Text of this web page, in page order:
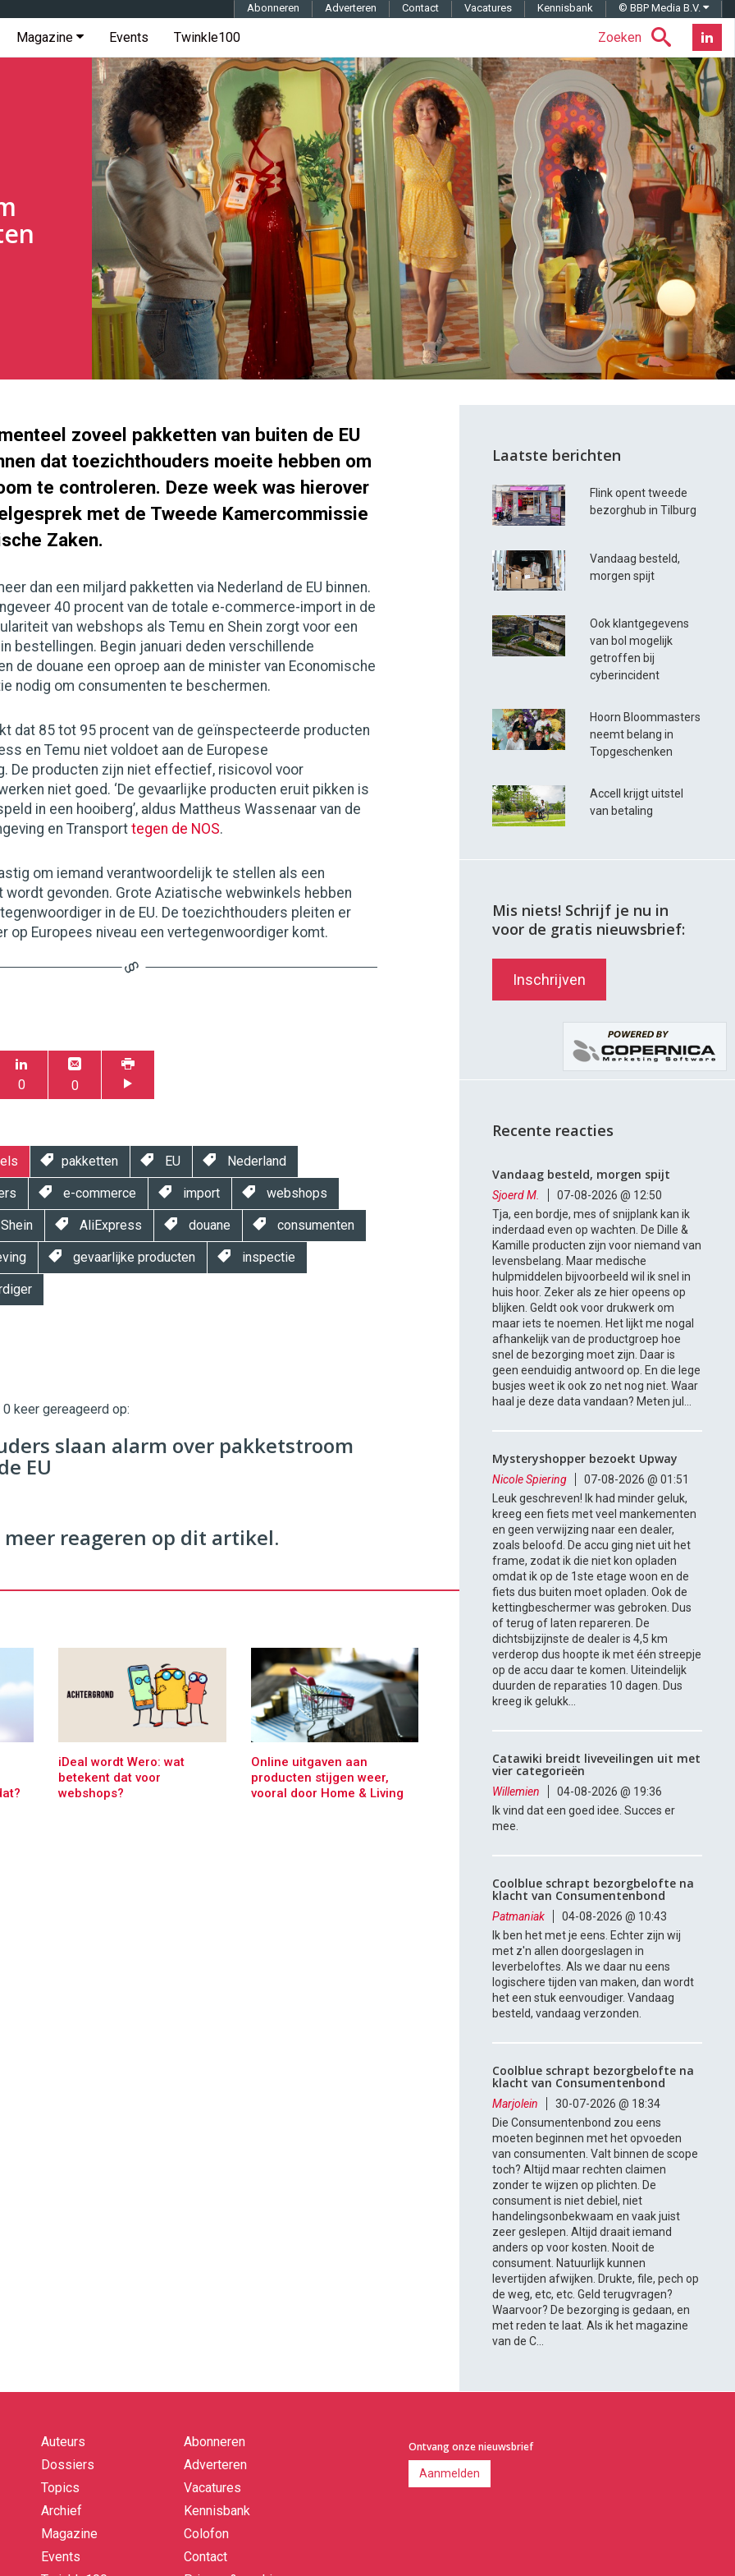
Zoeken
Magazine Events Twinkle100
Abonneren Adverteren Contact Vacatures Kennisbank © BBP Media B.V.
zoveel pakketten van buiten de EU
dat toezichthouders moeite hebben om
te controleren. Deze week was hierover
met de Tweede Kamercommissie
Zaken.
dan een miljard pakketten via Nederland de EU binnen.
40 procent van de totale e-commerce-import in de
van webshops als Temu en Shein zorgt voor een
bestellingen. Begin januari deden verschillende
de douane een oproep aan de minister van Economische
nodig om consumenten te beschermen.
dat 85 tot 95 procent van de geïnspecteerde producten
en Temu niet voldoet aan de Europese
De producten zijn niet effectief, risicovol voor
niet goed. ‘De gevaarlijke producten eruit pikken is
in een hooiberg’, aldus Mattheus Wassenaar van de
en Transport tegen de NOS.
om iemand verantwoordelijk te stellen als een
wordt gevonden. Grote Aziatische webwinkels hebben
in de EU. De toezichthouders pleiten er
op Europees niveau een vertegenwoordiger komt.
0 0
pakketten EU Nederland
e-commerce import webshops
Shein AliExpress douane consumenten
gevaarlijke producten inspectie
keer gereageerd op:
slaan alarm over pakketstroom
EU
reageren op dit artikel.
iDeal wordt Wero: wat
betekent dat voor
webshops?
Online uitgaven aan
producten stijgen weer,
vooral door Home & Living
Laatste berichten
Flink opent tweede
bezorghub in Tilburg
Vandaag besteld,
morgen spijt
Ook klantgegevens
van bol mogelijk
getroffen bij
cyberincident
Hoorn Bloommasters
neemt belang in
Topgeschenken
Accell krijgt uitstel
van betaling
Mis niets! Schrijf je nu in
voor de gratis nieuwsbrief:
Inschrijven
Recente reacties
Vandaag besteld, morgen spijt
Sjoerd M.
07-08-2026 @ 12:50
Tja, een bordje, mes of snijplank kan ik
inderdaad even op wachten. De Dille &
Kamille producten zijn voor niemand van
levensbelang. Maar medische
hulpmiddelen bijvoorbeeld wil ik snel in
huis hoor. Zeker als ze hier opeens op
blijken. Geldt ook voor drukwerk om
maar iets te noemen. Het lijkt me nogal
afhankelijk van de productgroep hoe
snel de bezorging moet zijn. Daar is
geen eenduidig antwoord op. En die lege
busjes weet ik ook zo net nog niet. Waar
haal je deze data vandaan? Meten jul...
Mysteryshopper bezoekt Upway
Nicole Spiering
07-08-2026 @ 01:51
Leuk geschreven! Ik had minder geluk,
kreeg een fiets met veel mankementen
en geen verwijzing naar een dealer,
zoals beloofd. De accu ging niet uit het
frame, zodat ik die niet kon opladen
omdat ik op de 1ste etage woon en de
fiets dus buiten moet opladen. Ook de
kettingbeschermer was gebroken. Dus
of terug of laten repareren. De
dichtsbijzijnste de dealer is 4,5 km
verderop dus hoopte ik met één streepje
op de accu daar te komen. Uiteindelijk
duurden de reparaties 10 dagen. Dus
kreeg ik gelukk...
Catawiki breidt liveveilingen uit met
vier categorieën
Willemien
04-08-2026 @ 19:36
Ik vind dat een goed idee. Succes er
mee.
Coolblue schrapt bezorgbelofte na
klacht van Consumentenbond
Patmaniak
04-08-2026 @ 10:43
Ik ben het met je eens. Echter zijn wij
met z'n allen doorgeslagen in
leverbeloftes. Als we daar nu eens
logischere tijden van maken, dan wordt
het een stuk eenvoudiger. Vandaag
besteld, vandaag verzonden.
Coolblue schrapt bezorgbelofte na
klacht van Consumentenbond
Marjolein
30-07-2026 @ 18:34
Die Consumentenbond zou eens
moeten beginnen met het opvoeden
van consumenten. Valt binnen de scope
toch? Altijd maar rechten claimen
zonder te wijzen op plichten. De
consument is niet debiel, niet
handelingsonbekwaam en vaak juist
zeer geslepen. Altijd draait iemand
anders op voor kosten. Nooit de
consument. Natuurlijk kunnen
levertijden afwijken. Drukte, file, pech op
de weg, etc, etc. Geld terugvragen?
Waarvoor? De bezorging is gedaan, en
met reden te laat. Als ik het magazine
van de C...
Quick
links
Auteurs
Dossiers
Topics
Archief
Magazine
Events
Abonneren
Adverteren
Vacatures
Kennisbank
Colofon
Contact
Ontvang onze nieuwsbrief
Aanmelden